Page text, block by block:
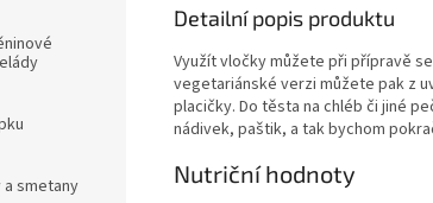
smetany
Detailní popis produktu
Využít vločky můžete při přípravě
vegetariánské verzi můžete pak z
placičky. Do těsta na chléb či jiné
nádivek, paštik, a tak bychom
Nutriční hodnoty